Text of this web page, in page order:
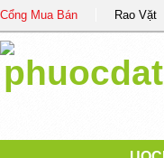
Cổng Mua Bán Rao Vặt